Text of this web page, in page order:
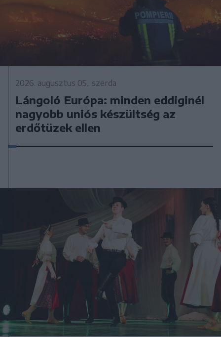
2026. augusztus 05., szerda
Lángoló Európa: minden eddiginél
nagyobb uniós készültség az
erdőtüzek ellen